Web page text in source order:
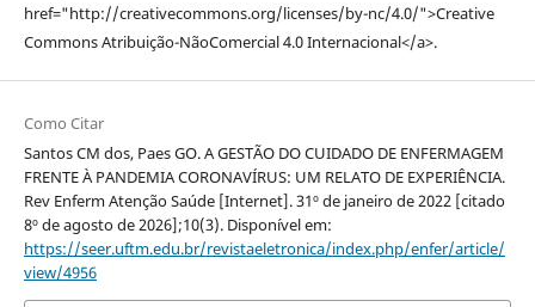
href="http://creativecommons.org/licenses/by-nc/4.0/">Creative
Commons Atribuição-NãoComercial 4.0 Internacional</a>.
Como Citar
Santos CM dos, Paes GO. A GESTÃO DO CUIDADO DE ENFERMAGEM
FRENTE À PANDEMIA CORONAVÍRUS: UM RELATO DE EXPERIÊNCIA.
Rev Enferm Atenção Saúde [Internet]. 31º de janeiro de 2022 [citado
8º de agosto de 2026];10(3). Disponível em:
https://seer.uftm.edu.br/revistaeletronica/index.php/enfer/article/
view/4956